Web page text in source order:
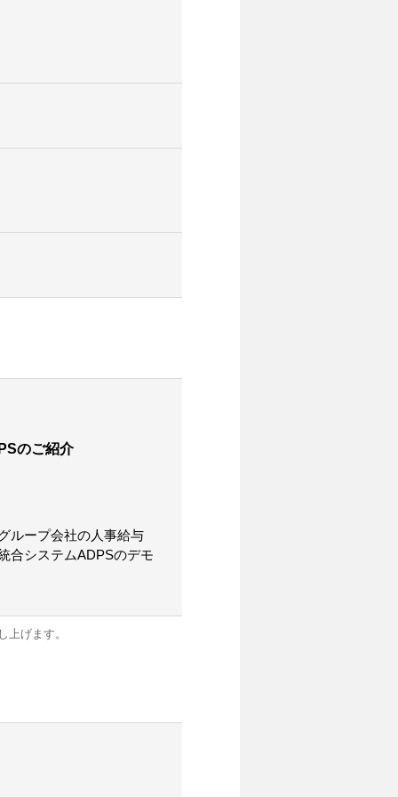
のご紹介
ループ会社の人事給与
合システムADPSのデモ
げます。